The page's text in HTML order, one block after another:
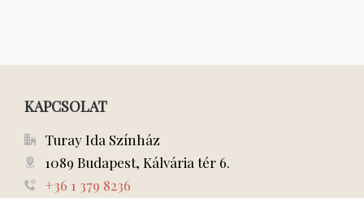
KAPCSOLAT
Turay Ida Színház
1089 Budapest, Kálvária tér 6.
+36 1 379 8236